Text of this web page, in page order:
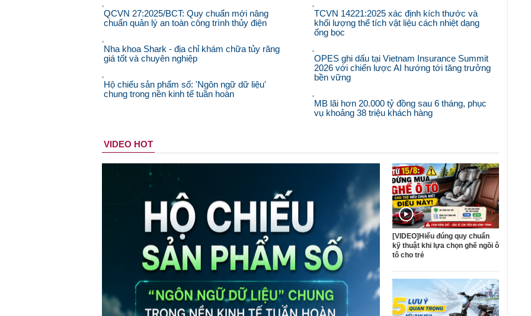
QCVN 27:2025/BCT: Quy chuẩn mới nâng
chuẩn quản lý an toàn công trình thủy điện
Nha khoa Shark - địa chỉ khám chữa tủy răng
giá tốt và chuyên nghiệp
Hộ chiếu sản phẩm số: 'Ngôn ngữ dữ liệu'
chung trong nền kinh tế tuần hoàn
TCVN 14221:2025 xác định kích thước và
khối lượng thể tích vật liệu cách nhiệt dạng
ống bọc
OPES ghi dấu tại Vietnam Insurance Summit
2026 với chiến lược AI hướng tới tăng trưởng
bền vững
MB lãi hơn 20.000 tỷ đồng sau 6 tháng, phục
vụ khoảng 38 triệu khách hàng
VIDEO HOT
[VIDEO]Hiểu đúng quy chuẩn
kỹ thuật khi lựa chọn ghế ngồi ô
tô cho trẻ